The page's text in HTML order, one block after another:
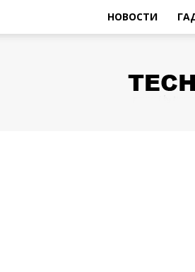
НОВОСТИ
Tech
Новости